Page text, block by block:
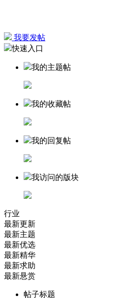
我要发帖
快速入口
我的主题帖
我的收藏帖
我的回复帖
我访问的版块
行业
最新更新
最新主题
最新优选
最新精华
最新求助
最新悬赏
帖子标题